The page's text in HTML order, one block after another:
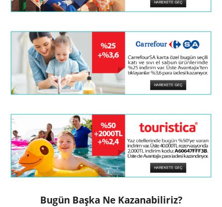
Bugün Başka Ne Kazanabiliriz?